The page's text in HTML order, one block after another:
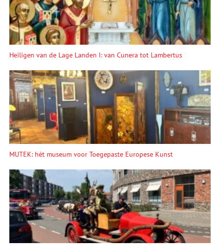
Heiligen van de Lage Landen I: van Cunera tot Lambertus
MUTEK: hét museum voor Toegepaste Europese Kunst